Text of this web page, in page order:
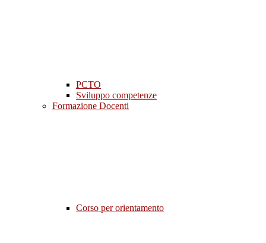
PCTO
Sviluppo competenze
Formazione Docenti
Corso per orientamento